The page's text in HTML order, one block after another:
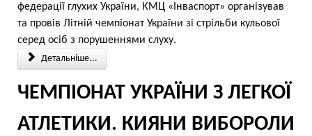
федерації глухих України, КМЦ «Інваспорт» організував
та провів Літній чемпіонат України зі стрільби кульової
серед осіб з порушеннями слуху.
Детальніше...
ЧЕМПІОНАТ УКРАЇНИ З ЛЕГКОЇ
АТЛЕТИКИ. КИЯНИ ВИБОРОЛИ